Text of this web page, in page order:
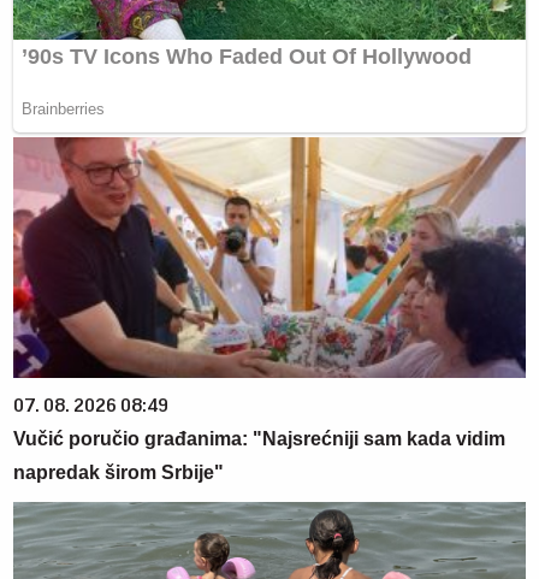
07. 08. 2026 08:49
Vučić poručio građanima: "Najsrećniji sam kada vidim
napredak širom Srbije"